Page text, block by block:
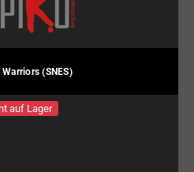
(SNES)
auf Lager